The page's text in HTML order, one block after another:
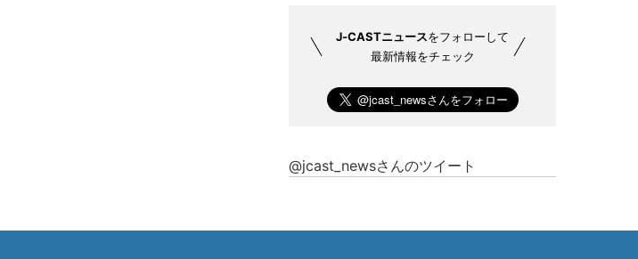
J-CASTニュースをフォローして
最新情報をチェック
@jcast_newsさんのツイート